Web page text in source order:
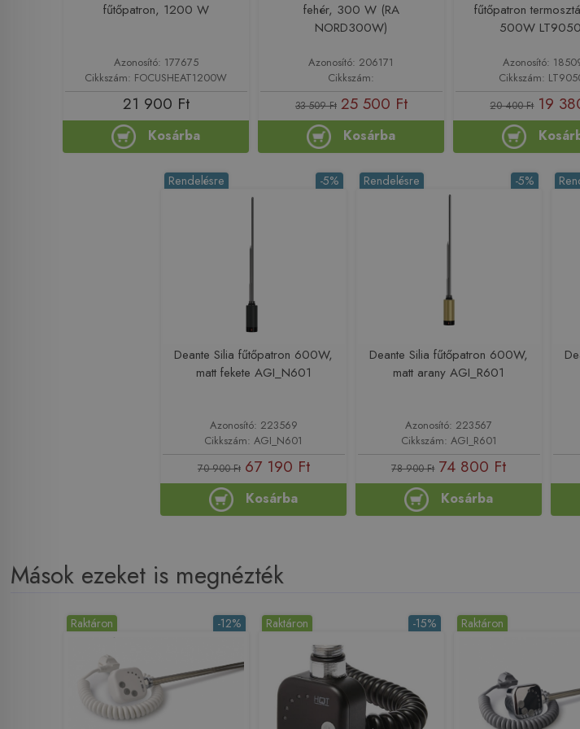
fűtőpatron, 1200 W
Azonosító: 177675
Cikkszám: FOCUSHEAT1200W
21 900 Ft
Kosárba
fehér, 300 W (RA
NORD300W)
Azonosító: 206171
Cikkszám:
33 509 Ft 25 500 Ft
Kosárba
fűtőpatron
500W
Azonosító:
Cikkszám:
20 400 Ft 19
-5%
Rendelésre
Deante Silia fűtőpatron 600W,
matt fekete AGI_N601
Azonosító: 223569
Cikkszám: AGI_N601
70 900 Ft 67 190 Ft
Kosárba
-5%
Rendelésre
Deante Silia fűtőpatron 600W,
matt arany AGI_R601
Azonosító: 223567
Cikkszám: AGI_R601
78 900 Ft 74 800 Ft
Kosárba
Mások ezeket is megnézték
-12%
Raktáron -15%
Raktáron Raktáron